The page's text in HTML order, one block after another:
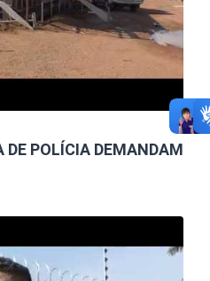
DE POLÍCIA DEMANDAM